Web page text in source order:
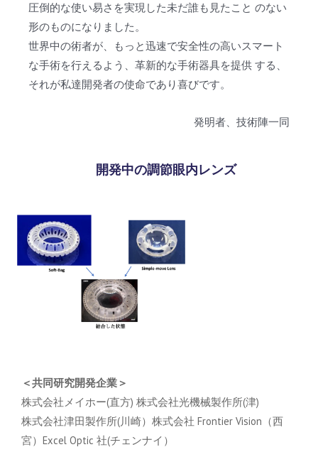
圧倒的な使い易さを実現した未だ誰も見たこと のない
形のものになりました。
世界中の術者が、もっと迅速で安全性の高いスマート
な手術を行えるよう、革新的な手術器具を提供 する、
それが私達開発者の使命であり喜びです。
発明者、技術陣一同
開発中の調節眼内レンズ
＜共同研究開発企業＞
株式会社メイホー(直方) 株式会社光機械製作所(津)
株式会社津田製作所(川崎）株式会社 Frontier Vision（西
宮）Excel Optic 社(チェンナイ）